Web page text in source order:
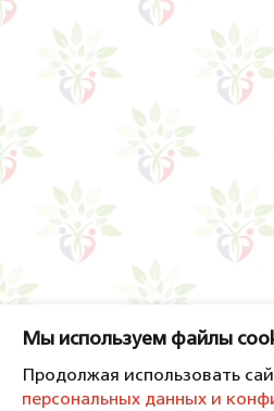
Мы используем файлы
Продолжая использовать
персональных данных и